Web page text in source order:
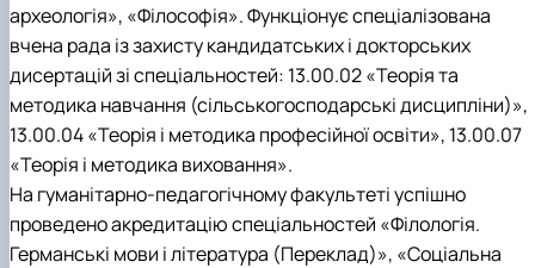
археологія», «Філософія». Функціонує спеціалізована
вчена рада із захисту кандидатських і докторських
дисертацій зі спеціальностей: 13.00.02 «Теорія та
методика навчання (сільськогосподарські дисципліни)»,
13.00.04 «Теорія і методика професійної освіти», 13.00.07
«Теорія і методика виховання».
На гуманітарно-педагогічному факультеті успішно
проведено акредитацію спеціальностей «Філологія.
Германські мови і література (Переклад)», «Соціальна